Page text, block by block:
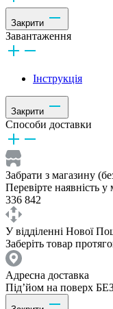
Закрити
Завантаження
Інструкція
Закрити
Способи доставки
Забрати з магазину
Перевірте наявність
336 842
У відділенні Нової
Заберіть товар
Адресна доставка
Під’йом на поверх